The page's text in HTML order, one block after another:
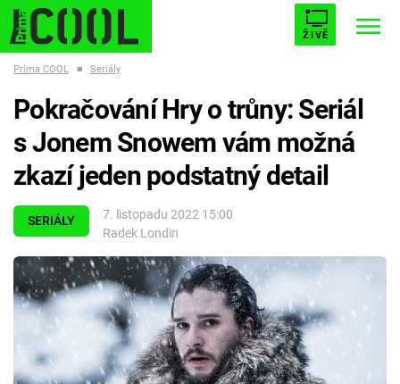
ŽIVĚ
ESCAPE PLNEJ KOTEL AVENGERS 5
Témata
Filmy
Seriály
Hry
Prima COOL ■ Seriály
SERIÁLY
7. listopadu 2022 15:00
Radek Londin
Pokračování Hry o trůny: Seriál
s Jonem Snowem vám možná
zkazí jeden podstatný detail